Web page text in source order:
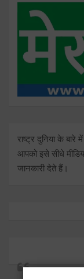
राष्ट्र दुनिया के बारे
आपको इसे सीधे
जानकारी देते हैं।